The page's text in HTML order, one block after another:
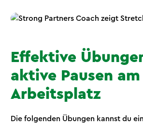
Effektive
aktive Pausen am
Arbeitsplatz
Die folgenden Übungen kannst du